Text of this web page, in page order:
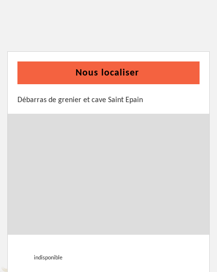
Nous localiser
Débarras de grenier et cave Saint Epain
indisponible